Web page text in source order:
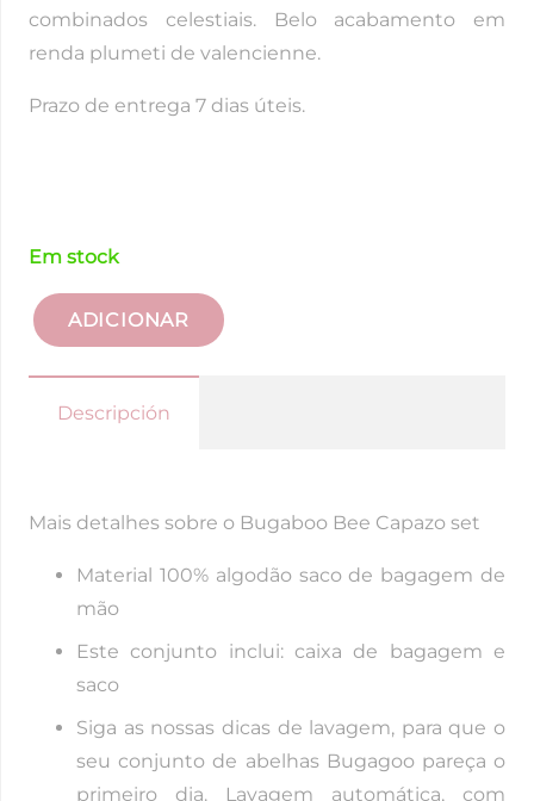
combinados celestiais. Belo acabamento em
renda plumeti de valencienne.
Prazo de entrega 7 dias úteis.
Em stock
Quantidade
Conjunto
abelhas
bugaboo
ADICIONAR
Descripción
Mais detalhes sobre o Bugaboo Bee Capazo set
Material 100% algodão saco de bagagem de
mão
Este conjunto inclui: caixa de bagagem e
saco
Siga as nossas dicas de lavagem, para que o
seu conjunto de abelhas Bugagoo pareça o
primeiro dia. Lavagem automática, com